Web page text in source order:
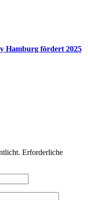
Hamburg fördert 2025
Erforderliche